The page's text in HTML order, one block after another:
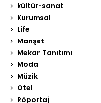
kültür-sanat
Kurumsal
Life
Manşet
Mekan Tanıtımı
Moda
Müzik
Otel
Röportaj